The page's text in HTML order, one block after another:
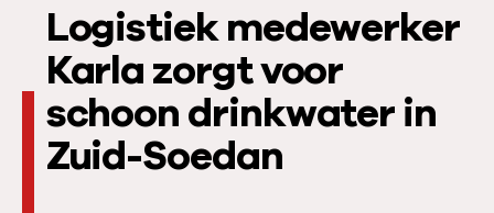
e
Logistiek medewerker
Karla zorgt voor
schoon drinkwater in
Zuid-Soedan